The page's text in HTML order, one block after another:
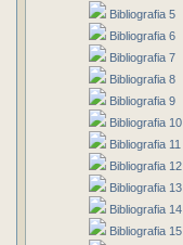
Bibliografia 5
Bibliografia 6
Bibliografia 7
Bibliografia 8
Bibliografia 9
Bibliografia 10
Bibliografia 11
Bibliografia 12
Bibliografia 13
Bibliografia 14
Bibliografia 15